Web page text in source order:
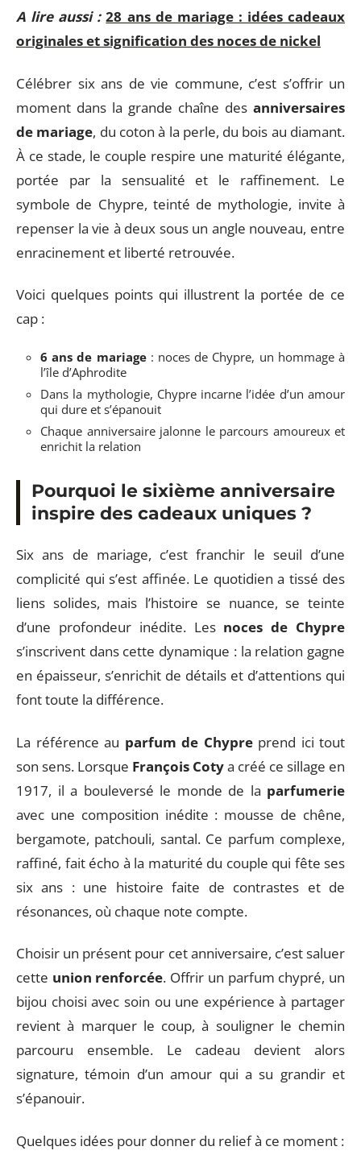
A lire aussi : 28 ans de mariage : idées cadeaux
originales et signification des noces de nickel
Célébrer six ans de vie commune, c’est s’offrir un
moment dans la grande chaîne des anniversaires
de mariage, du coton à la perle, du bois au diamant.
À ce stade, le couple respire une maturité élégante,
portée par la sensualité et le raffinement. Le
symbole de Chypre, teinté de mythologie, invite à
repenser la vie à deux sous un angle nouveau, entre
enracinement et liberté retrouvée.
Voici quelques points qui illustrent la portée de ce
cap :
6 ans de mariage: noces de Chypre, un hommage à
l’île d’Aphrodite
Dans la mythologie, Chypre incarne l’idée d’un amour
qui dure et s’épanouit
Chaque anniversaire jalonne le parcours amoureux et
enrichit la relation
Pourquoi le sixième anniversaire
inspire des cadeaux uniques ?
Six ans de mariage, c’est franchir le seuil d’une
complicité qui s’est affinée. Le quotidien a tissé des
liens solides, mais l’histoire se nuance, se teinte
d’une profondeur inédite. Les noces de Chypre
s’inscrivent dans cette dynamique : la relation gagne
en épaisseur, s’enrichit de détails et d’attentions qui
font toute la différence.
La référence au parfum de Chypreprend ici tout
son sens. Lorsque François Cotya créé ce sillage en
1917, il a bouleversé le monde de la parfumerie
avec une composition inédite : mousse de chêne,
bergamote, patchouli, santal. Ce parfum complexe,
raffiné, fait écho à la maturité du couple qui fête ses
six ans : une histoire faite de contrastes et de
résonances, où chaque note compte.
Choisir un présent pour cet anniversaire, c’est saluer
cette union renforcée. Offrir un parfum chypré, un
bijou choisi avec soin ou une expérience à partager
revient à marquer le coup, à souligner le chemin
parcouru ensemble. Le cadeau devient alors
signature, témoin d’un amour qui a su grandir et
s’épanouir.
Quelques idées pour donner du relief à ce moment :